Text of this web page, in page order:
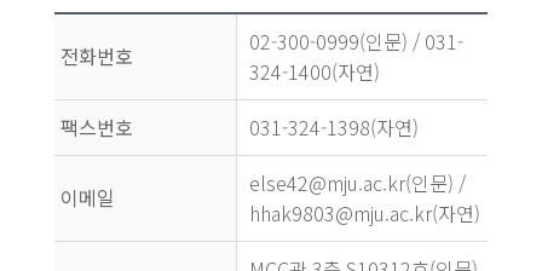
전화번호
02-300-0999(인문) / 031-
324-1400(자연)
팩스번호
031-324-1398(자연)
이메일
else42@mju.ac.kr(인문) /
hhak9803@mju.ac.kr(자연)